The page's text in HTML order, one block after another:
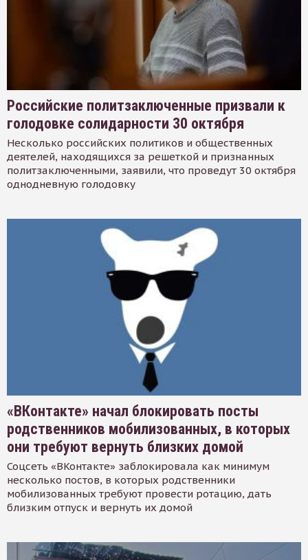
Российские политзаключенные призвали к
голодовке солидарности 30 октября
Несколько российских политиков и общественных
деятелей, находящихся за решеткой и признанных
политзаключенными, заявили, что проведут 30 октября
однодневную голодовку
«ВКонтакте» начал блокировать посты
родственников мобилизованных, в которых
они требуют вернуть близких домой
Соцсеть «ВКонтакте» заблокировала как минимум
несколько постов, в которых родственники
мобилизованных требуют провести ротацию, дать
близким отпуск и вернуть их домой